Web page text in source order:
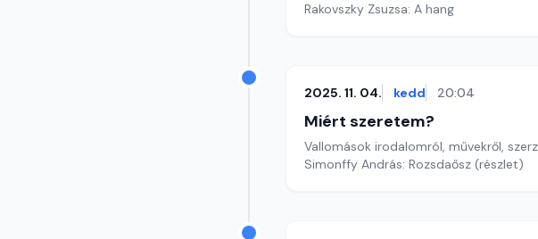
Rakovszky Zsuzsa: A hang
2025. 11. 04. kedd 20:04
Miért szeretem?
Vallomások irodalomról, művekről,
Simonffy András: Rozsdaősz (részlet)